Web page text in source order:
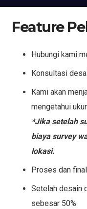
Feature
Hubungi kami
Konsultasi
Kami akan
mengetahui
*Jika setelah
biaya survey
lokasi.
Proses dan
Setelah desain
sebesar 50%